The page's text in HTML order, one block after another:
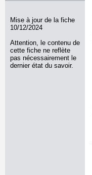
Mise à jour de la fiche
10/12/2024
Attention, le contenu de
cette fiche ne reflète
pas nécessairement le
dernier état du savoir.